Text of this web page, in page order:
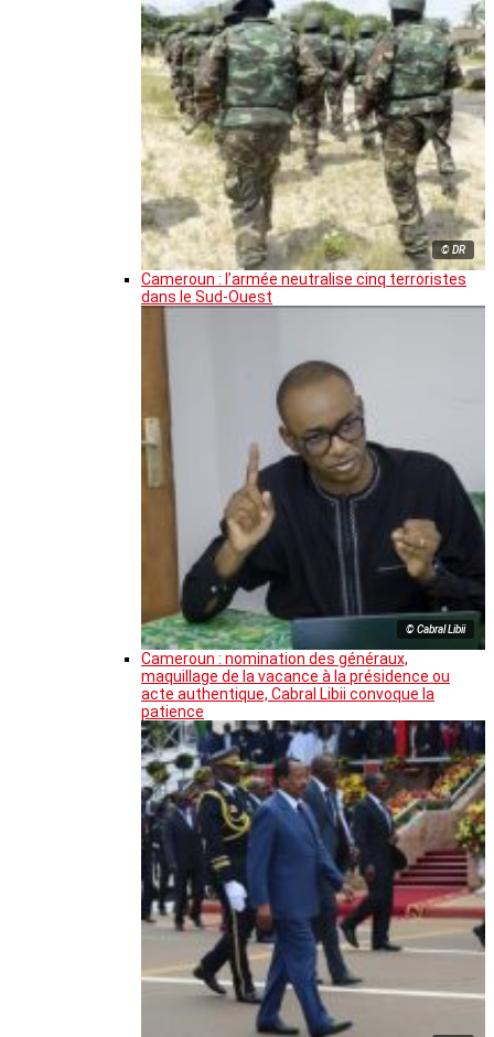
© DR
Cameroun : l’armée neutralise cinq terroristes
dans le Sud-Ouest
© Cabral Libii
Cameroun : nomination des généraux,
maquillage de la vacance à la présidence ou
acte authentique, Cabral Libii convoque la
patience